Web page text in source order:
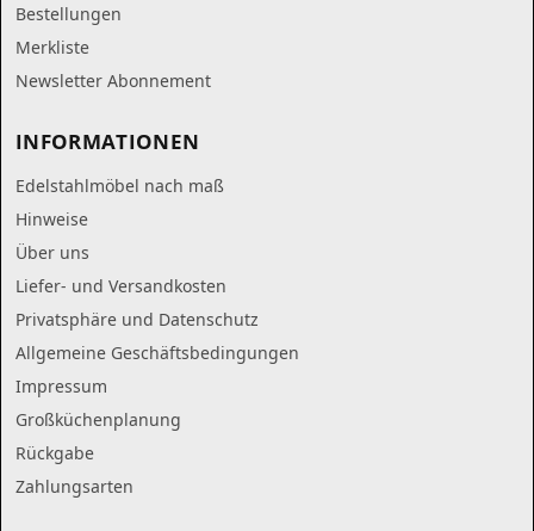
Bestellungen
Merkliste
Newsletter Abonnement
INFORMATIONEN
Edelstahlmöbel nach maß
Hinweise
Über uns
Liefer- und Versandkosten
Privatsphäre und Datenschutz
Allgemeine Geschäftsbedingungen
Impressum
Großküchenplanung
Rückgabe
Zahlungsarten